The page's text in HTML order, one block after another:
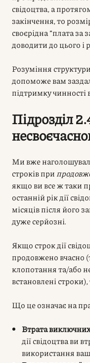
свідоцтва, а
закінчення, то
своєрідна “плата за
доводити до цього і
Розуміння структури
допоможе вам
підтримку чинності
Підрозділ
Ми вже
строків при
якщо ви все ж таки
останній рік дії
місяців після його
дуже серйозні.
Якщо строк дії
продовжено вчасно
клопотання та/або
встановлені строки),
Що це означає на
Втрата
дії свідоцтва ви
використання